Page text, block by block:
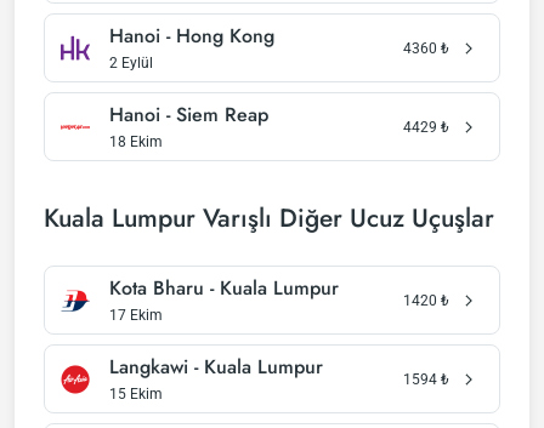
Hanoi - Hong Kong
2 Eylül
4360 ₺
Hanoi - Siem Reap
18 Ekim
4429 ₺
Kuala Lumpur Varışlı Diğer Ucuz Uçuşlar
Kota Bharu - Kuala Lumpur
17 Ekim
1420 ₺
Langkawi - Kuala Lumpur
15 Ekim
1594 ₺